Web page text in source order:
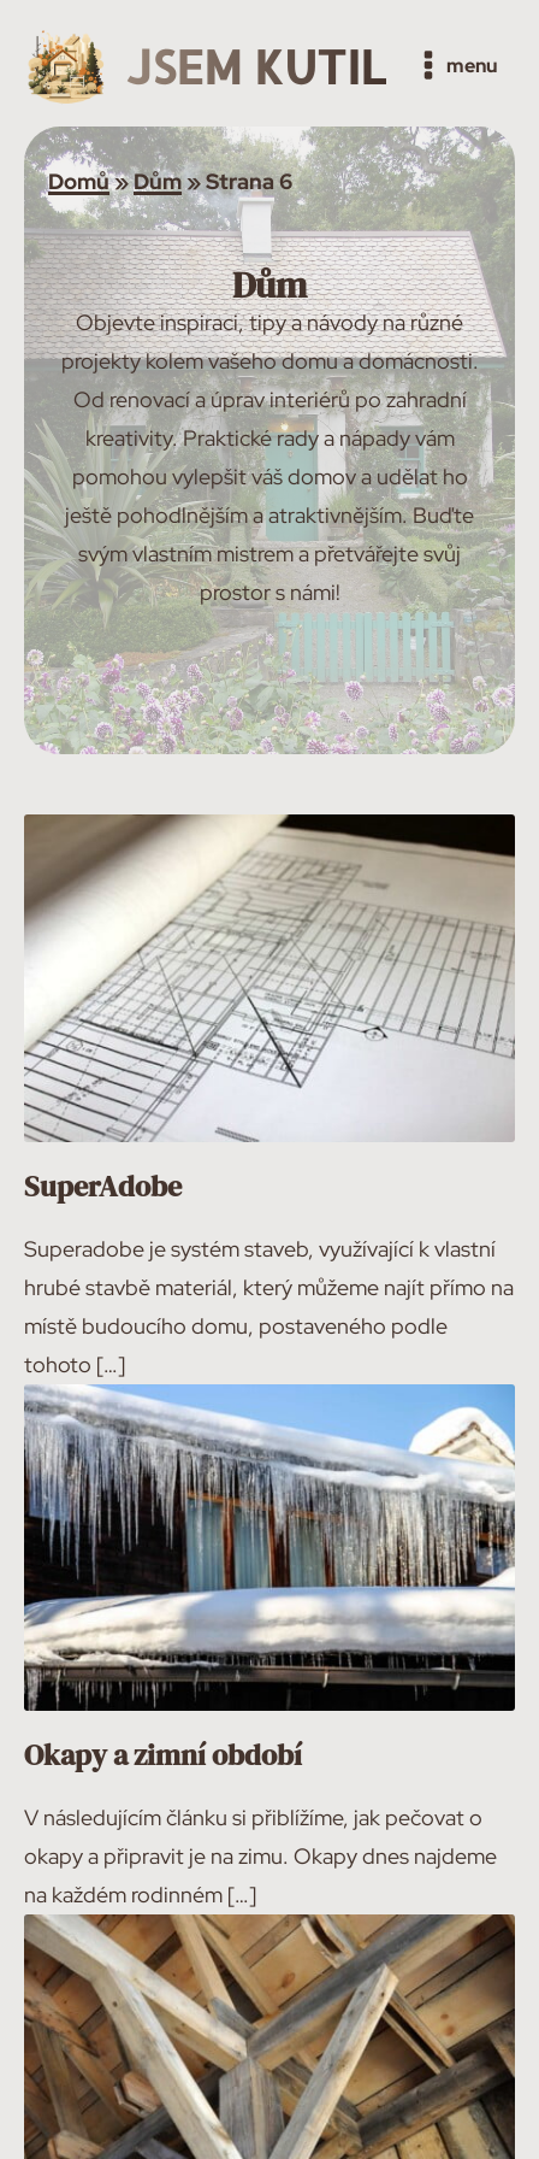
JSEM KUTIL menu
Domů»Dům»Strana 6
Dům
Objevte inspiraci, tipy a návody na různé
projekty kolem vašeho domu a domácnosti.
Od renovací a úprav interiérů po zahradní
kreativity. Praktické rady a nápady vám
pomohou vylepšit váš domov a udělat ho
ještě pohodlnějším a atraktivnějším. Buďte
svým vlastním mistrem a přetvářejte svůj
prostor s námi!
SuperAdobe
Superadobe je systém staveb, využívající k vlastní
hrubé stavbě materiál, který můžeme najít přímo na
místě budoucího domu, postaveného podle
tohoto […]
Okapy a zimní období
V následujícím článku si přiblížíme, jak pečovat o
okapy a připravit je na zimu. Okapy dnes najdeme
na každém rodinném […]